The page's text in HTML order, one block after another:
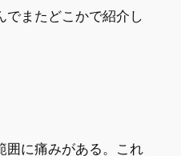
でまたどこかで紹介し
囲に痛みがある。これ